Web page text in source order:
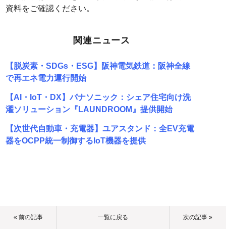
資料をご確認ください。
関連ニュース
【脱炭素・SDGs・ESG】阪神電気鉄道：阪神全線
で再エネ電力運行開始
【AI・IoT・DX】パナソニック：シェア住宅向け洗
濯ソリューション『LAUNDROOM』提供開始
【次世代自動車・充電器】ユアスタンド：全EV充電
器をOCPP統一制御するIoT機器を提供
« 前の記事 一覧に戻る 次の記事 »